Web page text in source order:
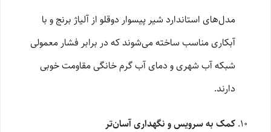
مدل‌های استاندارد شیر پیسوار دوقلو از آلیاژ برنج و با
آبکاری مناسب ساخته می‌شوند که در برابر فشار معمولی
شبکه آب شهری و دمای آب گرم خانگی مقاومت خوبی
دارند.
کمک به سرویس و نگهداری آسان‌تر